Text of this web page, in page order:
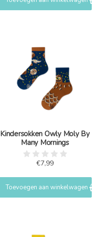
Kindersokken Owly Moly By
Many Mornings
€7,99
Toevoegen aan winkelwagen